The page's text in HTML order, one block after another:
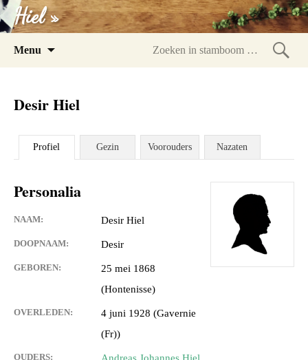
Hiel »
Menu
Desir Hiel
Profiel Gezin Voorouders Nazaten
Personalia
NAAM: Desir Hiel
DOOPNAAM: Desir
GEBOREN:
25 mei 1868
(Hontenisse)
OVERLEDEN:
4 juni 1928 (Gavernie
(Fr))
OUDERS: